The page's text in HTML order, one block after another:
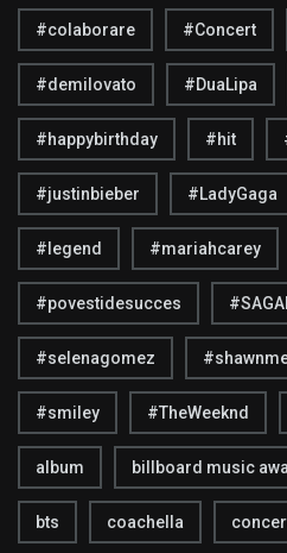
#colaborare #Concert
#demilovato #DuaLipa
#happybirthday #hit
#justinbieber #LadyGaga
#legend #mariahcarey
#povestidesucces
#selenagomez
#smiley #TheWeeknd
album billboard music
bts coachella